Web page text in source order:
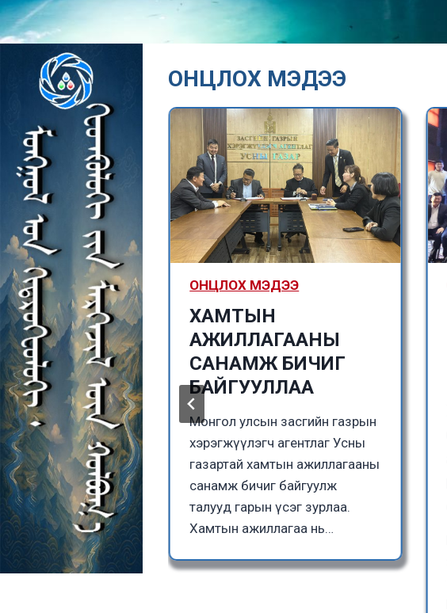
ОНЦЛОХ МЭДЭЭ
2114-13
боллоо
Гэр бүл,
Сайдын 2025 оны
өдрийн Үндэсний
ангилал ба
ОНЦЛОХ МЭДЭЭ
ХАМТЫН
АЖИЛЛАГААНЫ
САНАМЖ БИЧИГ
БАЙГУУЛЛАА
Монгол улсын засгийн газрын
хэрэгжүүлэгч агентлаг Усны
газартай хамтын ажиллагааны
санамж бичиг байгуулж
талууд гарын үсэг зурлаа.
Хамтын ажиллагаа нь…